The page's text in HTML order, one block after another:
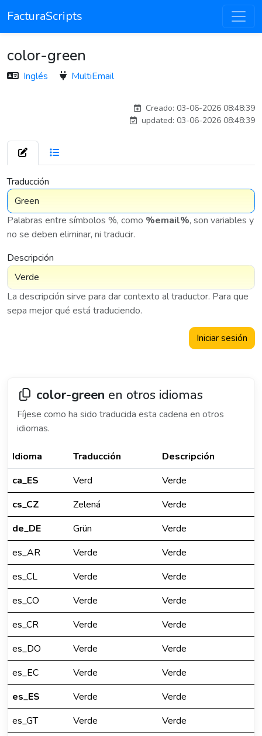
FacturaScripts
color-green
Inglés MultiEmail
Creado: 03-06-2026 08:48:39
updated: 03-06-2026 08:48:39
Traducción
Palabras entre símbolos %, como %email%, son variables y
no se deben eliminar, ni traducir.
Descripción
La descripción sirve para dar contexto al traductor. Para que
sepa mejor qué está traduciendo.
Iniciar sesión
color-green en otros idiomas
Fíjese como ha sido traducida esta cadena en otros
idiomas.
Idioma Traducción
Descripción
ca_ES
Verd
Verde
cs_CZ
Zelená
Verde
de_DE
Grün
Verde
es_AR
Verde
Verde
es_CL
Verde
Verde
es_CO
Verde
Verde
es_CR
Verde
Verde
es_DO
Verde
Verde
es_EC
Verde
Verde
es_ES
Verde
Verde
es_GT
Verde
Verde